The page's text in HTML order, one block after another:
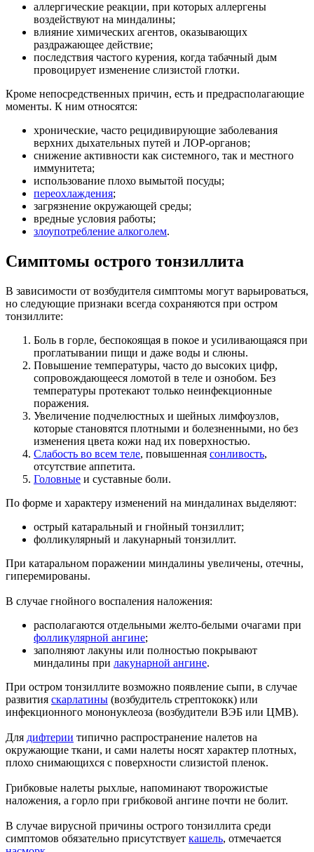
аллергические реакции, при которых аллергены
воздействуют на миндалины;
влияние химических агентов, оказывающих
раздражающее действие;
последствия частого курения, когда табачный дым
провоцирует изменение слизистой глотки.
Кроме непосредственных причин, есть и предрасполагающие
моменты. К ним относятся:
хронические, часто рецидивирующие заболевания
верхних дыхательных путей и ЛОР-органов;
снижение активности как системного, так и местного
иммунитета;
использование плохо вымытой посуды;
переохлаждения;
загрязнение окружающей среды;
вредные условия работы;
злоупотребление алкоголем.
Симптомы острого тонзиллита
В зависимости от возбудителя симптомы могут варьироваться,
но следующие признаки всегда сохраняются при остром
тонзиллите:
Боль в горле, беспокоящая в покое и усиливающаяся при
проглатывании пищи и даже воды и слюны.
Повышение температуры, часто до высоких цифр,
сопровождающееся ломотой в теле и ознобом. Без
температуры протекают только неинфекционные
поражения.
Увеличение подчелюстных и шейных лимфоузлов,
которые становятся плотными и болезненными, но без
изменения цвета кожи над их поверхностью.
Слабость во всем теле, повышенная сонливость,
отсутствие аппетита.
Головные и суставные боли.
По форме и характеру изменений на миндалинах выделяют:
острый катаральный и гнойный тонзиллит;
фолликулярный и лакунарный тонзиллит.
При катаральном поражении миндалины увеличены, отечны,
гиперемированы.
В случае гнойного воспаления наложения:
располагаются отдельными желто-белыми очагами при
фолликулярной ангине;
заполняют лакуны или полностью покрывают
миндалины при лакунарной ангине.
При остром тонзиллите возможно появление сыпи, в случае
развития скарлатины (возбудитель стрептококк) или
инфекционного мононуклеоза (возбудители ВЭБ или ЦМВ).
Для дифтерии типично распространение налетов на
окружающие ткани, и сами налеты носят характер плотных,
плохо снимающихся с поверхности слизистой пленок.
Грибковые налеты рыхлые, напоминают творожистые
наложения, а горло при грибковой ангине почти не болит.
В случае вирусной причины острого тонзиллита среди
симптомов обязательно присутствует кашель, отмечается